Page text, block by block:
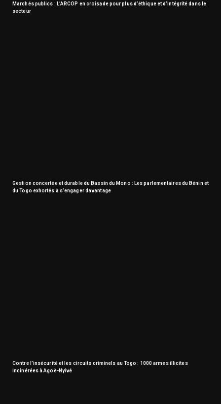
Marchés publics : L’ARCOP en croisade pour plus d’éthique et d’intégrité dans le
secteur
Gestion concertée et durable du Bassin du Mono : Les parlementaires du Bénin et
du Togo exhortés à s’engager davantage
Contre l’insécurité et les circuits criminels au Togo : 1000 armes illicites
incinérées à Agoè-Nyivé